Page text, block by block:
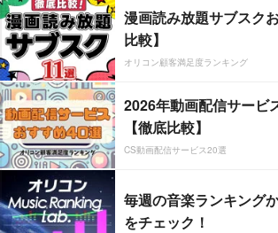
漫画読み放題サブスク
比較】
オリコン顧客満足度ランキング
2026年動画配信サービ
【徹底比較】
CS動画配信サービス20選
毎週の音楽ランキング
をチェック！